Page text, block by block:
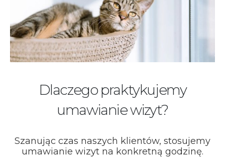
Dlaczego praktykujemy
umawianie wizyt?
Szanując czas naszych klientów, stosujemy
umawianie wizyt na konkretną godzinę.